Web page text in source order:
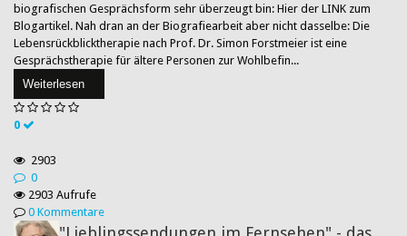
biografischen Gesprächsform sehr überzeugt bin: Hier der LINK zum
Blogartikel. Nah dran an der Biografiearbeit aber nicht dasselbe: Die
Lebensrückblicktherapie nach Prof. Dr. Simon Forstmeier ist eine
Gesprächstherapie für ältere Personen zur Wohlbefin...
Weiterlesen
0
2903
0
2903 Aufrufe
0 Kommentare